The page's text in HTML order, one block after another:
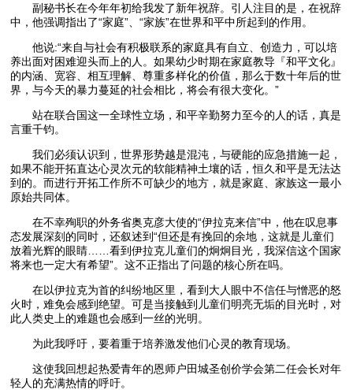
副秘书长在今年年初给我发了新年祝辞。引人注目的是，在祝辞
中，他强调指出了“家庭”、“家族”在世界和平中所起到的作用。
他说:“来自与社会有积极联系的家庭具有自立、创造力，可以培
养出面对困难迎头而上的人。如果幼少时期在家庭教导『和平文化』
的内涵、宽容、相互理解、尊重多样化的价值，那么于数十年后的世
界，与今天的暴力蔓延的社会相比，将会有很大变化。”
站在联合国这一全球性立场，和平辛勤努力至今的人的话，真是
言重千钧。
我们必须认识到，世界形势越是混沌，与硬能的应急措施一起，
如果不能开拓直达心灵次元的软能精神土壤的话，恒久和平是无法达
到的。而进行开拓工作所不可缺少的地方，就是家庭、家族这一最小
原始共同体。
在不幸殉职的外务省奥克彦大使的“伊拉克来信”中，他在叹息事
态发展深刻的同时，还叙述到“但还是有挽回的余地，这就是儿童们
放着光辉的眼睛……看到伊拉克儿童们的炯炯目光，我深信这个国家
将来也一定大有希望”。这不正指出了问题的核心所在吗。
在以伊拉克为首的纠纷地区里，看到大人眼中不信任与憎恶的怒
火时，难免会感到绝望。可是当接触到儿童们明亮无垢的目光时，对
此人类史上的难题也会感到一丝的光明。
为此我呼吁，要着重于培养激发他们心灵的教育现场。
这使我回想起热爱青年的恩师户田城圣创价学会第二任会长对年
轻人的充满热情的呼吁。